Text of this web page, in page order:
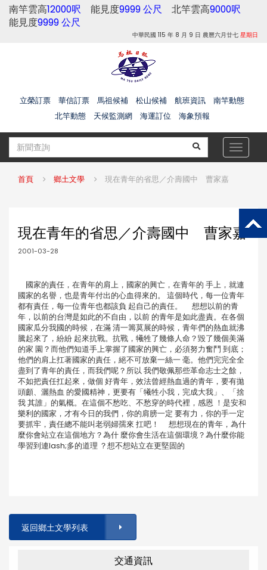
南竿雲高12000呎 能見度9999 公尺 北竿雲高9000呎
能見度9999 公尺
中華民國 115 年 8 月 9 日 農曆六月廿七 星期日
立榮訂票 華信訂票 馬祖候補 松山候補 航班資訊
南竿動態
北竿動態
天候監測網 海運訂位 海象預報
Toggle
首頁 鄉土文學 現在青年的省思／介壽國中 曹家嘉
現在青年的省思／介壽國中 曹家嘉
2001-03-28
國家的責任，在青年的肩上，國家的興亡，在青年的 手上，就連
國家的名譽，也是青年付出的心血得來的。 這個時代，每一位青年
都有責任，每一位青年也都該負 起自己的責任。 想想以前的青
年，以前的台灣是如此的不自由，以前 的青年是如此盡責。在各個
國家瓜分我國的時候，在滿 清一籌莫展的時候，青年們的熱血就沸
騰起來了，紛紛 起來抗戰。抗戰，犧牲了幾條人命？毀了幾個美滿
的家 園？而他們知道手上掌握了國家的興亡，必須努力奮鬥 到底；
他們的肩上扛著國家的責任，絕不可放棄一絲一 毫。他們完完全全
盡到了青年的責任，而我們呢？所以 我們敬佩那些革命志士之餘，
不如把責任扛起來，做個 好青年，效法曾經熱血過的青年，要有拋
頭顱、灑熱血 的愛國精神，更要有「犧牲小我，完成大我」、「捨
我 其誰」的氣概。在這個不愁吃、不愁穿的時代裡，感恩 ！是安和
樂利的國家，才有今日的我們，你的肩膀一定 要有力，你的手一定
要抓牢，責任總不能叫老弱婦孺來 扛吧！ 想想現在的青年，為什
麼你會站立在這個地方？為什 麼你會生活在這個環境？為什麼你能
學習到連lash;多的道理 ？想不想站立在更堅固的
返回鄉土文學列表
交通資訊